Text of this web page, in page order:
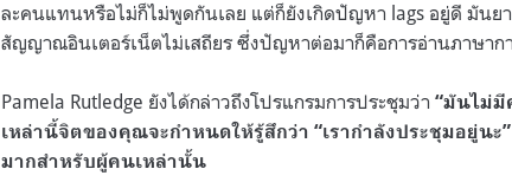
ละคนแทนหรือไม่ก็ไม่พูดกันเลย แต่ก็ยังเกิดปัญหา lags อยู่ดี มันย
สัญญาณอินเตอร์เน็ตไม่เสถียร ซึ่งปัญหาต่อมาก็คือการอ่านภาษาก
Pamela Rutledge ยังได้กล่าวถึงโปรแกรมการประชุมว่า “มันไม่มี
เหล่านี้จิตของคุณจะกำหนดให้รู้สึกว่า “เรากำลังประชุมอยู่น
มากสำหรับผู้คนเหล่านั้น